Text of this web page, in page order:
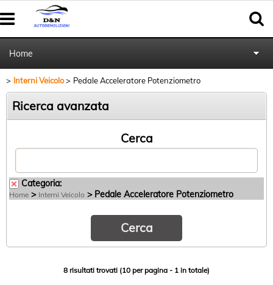
Home
Autoricambi
Interni Veicolo Pedale Acceleratore Potenziometro
Ricerca avanzata
Cerca
Categoria:
Home > Interni Veicolo > Pedale Acceleratore Potenziometro
8 risultati trovati (10 per pagina - 1 in totale)